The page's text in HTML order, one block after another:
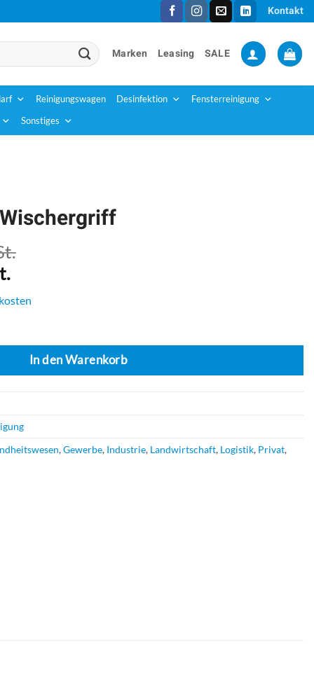
Kontakt
Marken Leasing SALE
Reinigungswagen Desinfektion Fensterreinigung
Sonstiges
In den Warenkorb
,Gewerbe, Industrie, Landwirtschaft, Logistik, Privat,